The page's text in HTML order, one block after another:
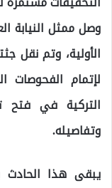
وصل ممثل النيابة
الأولية، وتم نقل
لإتمام الفحوصات
التركية في فتح
وتفاصيله.
يبقى هذا الحادث